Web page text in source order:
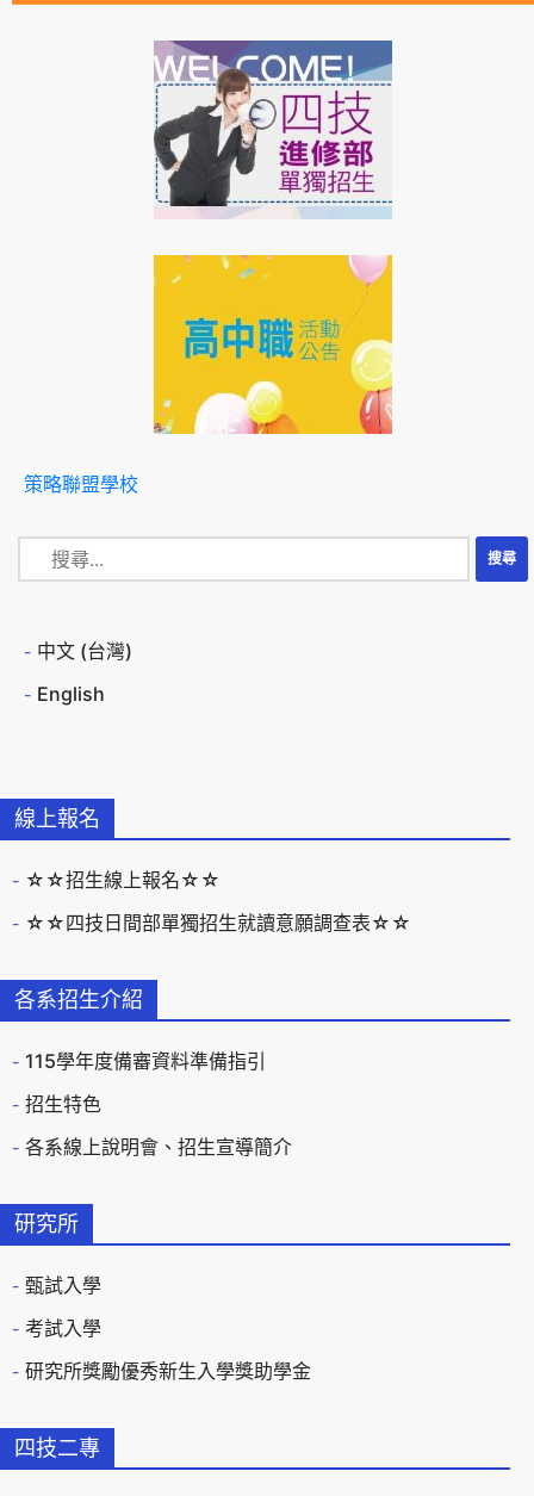
線上報名
☆☆招生線上報名☆☆
☆☆四技日間部單獨招生就讀意願調查表☆☆
各系招生介紹
115學年度備審資料準備指引
招生特色
各系線上說明會、招生宣導簡介
研究所
甄試入學
考試入學
研究所獎勵優秀新生入學獎助學金
四技二專
策略聯盟學校
中文 (台灣)
English